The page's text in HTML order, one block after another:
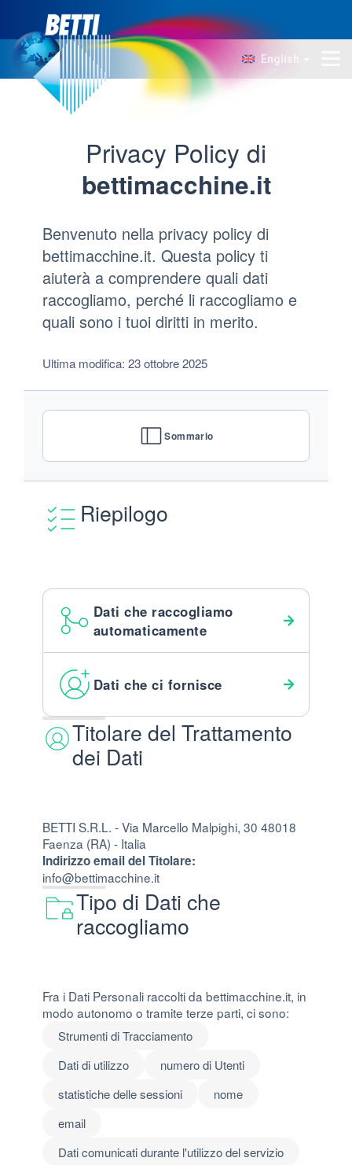
English
Privacy Policy di
bettimacchine.it
Benvenuto nella privacy policy di
bettimacchine.it. Questa policy ti
aiuterà a comprendere quali dati
raccogliamo, perché li raccogliamo e
quali sono i tuoi diritti in merito.
Ultima modifica: 23 ottobre 2025
Sommario
Riepilogo
Dati che raccogliamo
automaticamente
Dati che ci fornisce
Titolare del Trattamento
dei Dati
BETTI S.R.L. - Via Marcello Malpighi, 30 48018
Faenza (RA) - Italia
Indirizzo email del Titolare:
info@bettimacchine.it
Tipo di Dati che
raccogliamo
Fra i Dati Personali raccolti da bettimacchine.it, in
modo autonomo o tramite terze parti, ci sono:
Strumenti di Tracciamento
Dati di utilizzo
numero di Utenti
statistiche delle sessioni
nome
email
Dati comunicati durante l'utilizzo del servizio